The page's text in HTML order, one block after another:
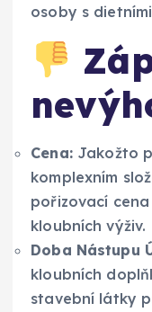
osoby s
Cena:Jakožto
komplexním
pořizovací
kloubních výživ.
Doba Nástupu
kloubních
stavební látky